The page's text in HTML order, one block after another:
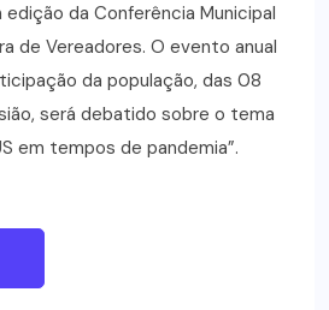
da Conferência Municipal
de Vereadores. O evento anual
da população, das 08
será debatido sobre o tema
em tempos de pandemia”.